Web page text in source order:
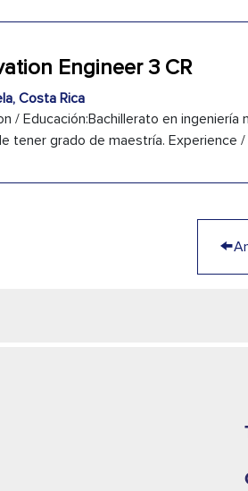
Engineer 3 CR
Costa Rica
/ Educación:Bachillerato en
tener grado de maestría. Experience
←